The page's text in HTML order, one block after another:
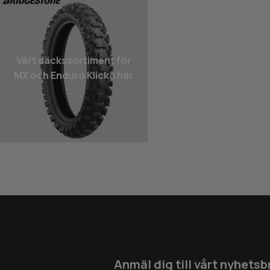
Vårt däcks­sortiment för
MX och Enduro Klicka här
Anmäl dig till vårt